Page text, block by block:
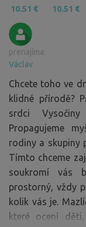
10.51 € 10.51 €
prenajíma:
Václav
Chcete toho ve
klidné přírodě?
srdci
Propagujeme
rodiny a skupiny
Tímto chceme
soukromí vás
prostorný, vždy
kolik vás je.
které ocení